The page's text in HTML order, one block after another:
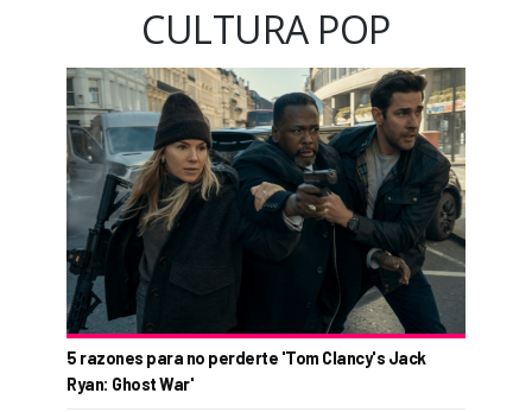
CULTURA POP
5 razones para no perderte 'Tom Clancy's Jack
Ryan: Ghost War'